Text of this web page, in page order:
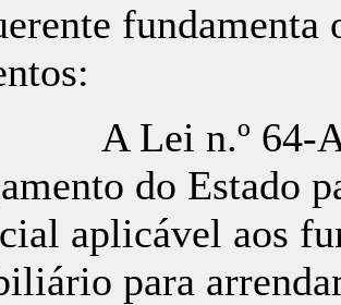
fundamenta
A Lei n.º 64-
do Estado
aplicável aos
para